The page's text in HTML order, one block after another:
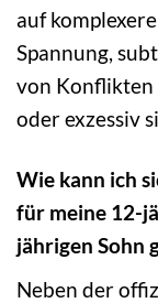
auf
Spannung,
von Konflikten
oder exzessiv
Wie kann ich
für meine 12-
jährigen Sohn
Neben der